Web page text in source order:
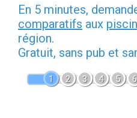
En 5 minutes,
comparatifs aux
région.
Gratuit, sans pub et
1 2 3 4 5 6